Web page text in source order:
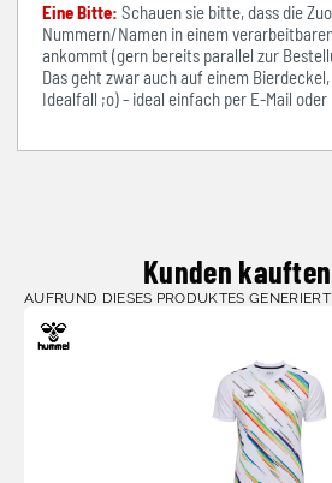
Eine Bitte: Schauen sie bitte, dass die
Nummern/Namen in einem
ankommt (gern bereits parallel zur
Das geht zwar auch auf einem
Idealfall ;o) - ideal einfach per E-Mail oder
Kunden
AUFRUND DIESES PRODUKTES